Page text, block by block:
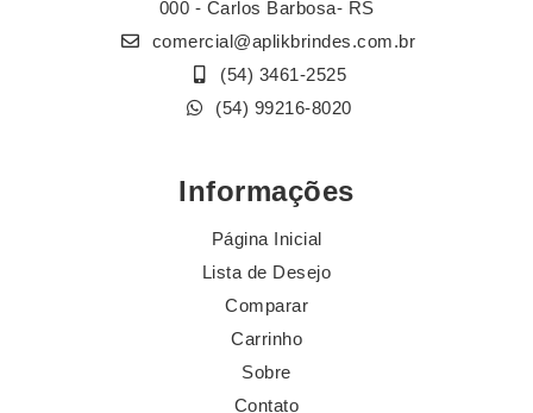
000 - Carlos Barbosa- RS
comercial@aplikbrindes.com.br
(54) 3461-2525
(54) 99216-8020
Informações
Página Inicial
Lista de Desejo
Comparar
Carrinho
Sobre
Contato